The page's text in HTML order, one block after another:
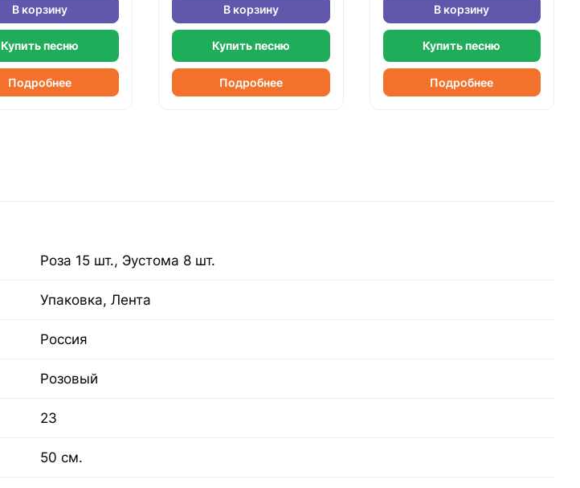
В корзину
Купить песню
Подробнее
В корзину
Купить песню
Подробнее
В корзину
Купить песню
Подробнее
Роза 15 шт., Эустома 8 шт.
Упаковка, Лента
Россия
Розовый
23
50 см.